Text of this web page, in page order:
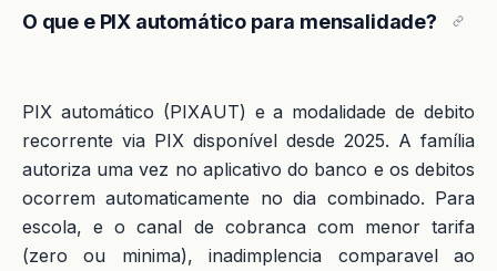
O que e PIX automático para mensalidade?
PIX automático (PIXAUT) e a modalidade de debito
recorrente via PIX disponível desde 2025. A família
autoriza uma vez no aplicativo do banco e os debitos
ocorrem automaticamente no dia combinado. Para
escola, e o canal de cobranca com menor tarifa
(zero ou minima), inadimplencia comparavel ao